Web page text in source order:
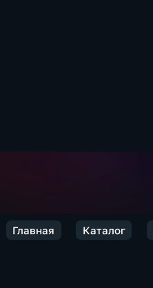
Главная Каталог